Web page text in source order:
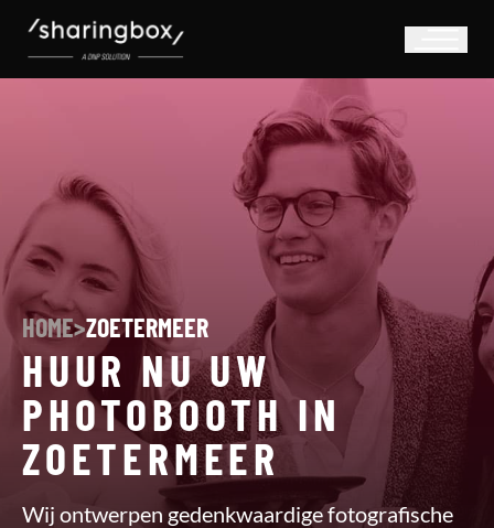
HOME>ZOETERMEER
HUUR NU UW
PHOTOBOOTH IN
ZOETERMEER
Wij ontwerpen gedenkwaardige fotografische